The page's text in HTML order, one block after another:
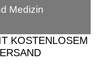
Medizin
KOSTENLOSEM